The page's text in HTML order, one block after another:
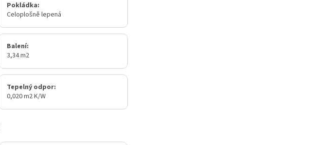
Pokládka:
Celoplošně lepená
Balení:
3,34 m2
Tepelný odpor:
0,020 m2 K/W